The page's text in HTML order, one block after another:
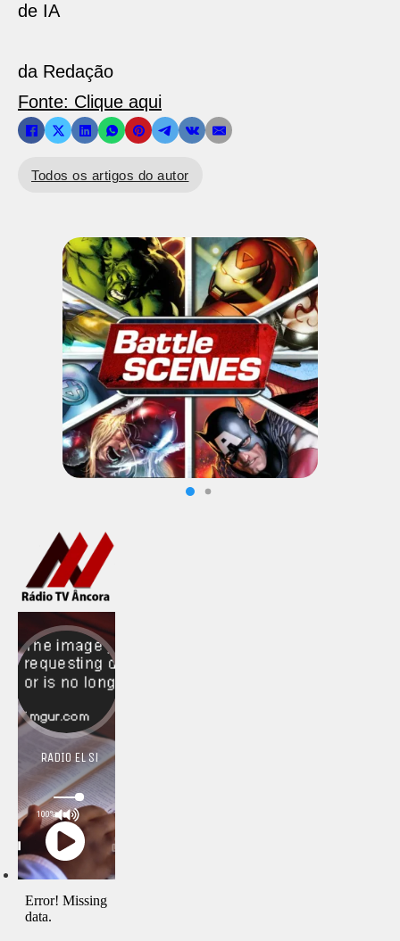
de IA
da Redação
Fonte: Clique aqui
Todos os artigos do autor